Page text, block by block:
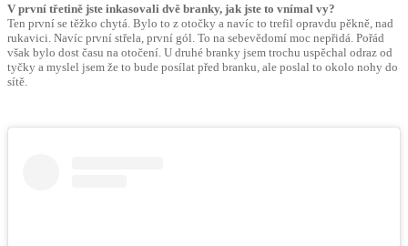
V první třetině jste inkasovali dvě branky, jak jste to vnímal vy?
Ten první se těžko chytá. Bylo to z otočky a navíc to trefil opravdu pěkně, nad
rukavici. Navíc první střela, první gól. To na sebevědomí moc nepřidá. Pořád
však bylo dost času na otočení. U druhé branky jsem trochu uspěchal odraz od
tyčky a myslel jsem že to bude posílat před branku, ale poslal to okolo nohy do
sítě.